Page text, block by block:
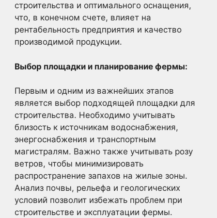
строительства и оптимального оснащения,
что, в конечном счете, влияет на
рентабельность предприятия и качество
производимой продукции.
Выбор площадки и планирование фермы:
Первым и одним из важнейших этапов
является выбор подходящей площадки для
строительства. Необходимо учитывать
близость к источникам водоснабжения,
энергоснабжения и транспортным
магистралям. Важно также учитывать розу
ветров, чтобы минимизировать
распространение запахов на жилые зоны.
Анализ почвы, рельефа и геологических
условий позволит избежать проблем при
строительстве и эксплуатации фермы.